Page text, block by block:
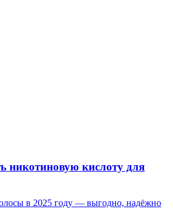
никотиновую кислоту для